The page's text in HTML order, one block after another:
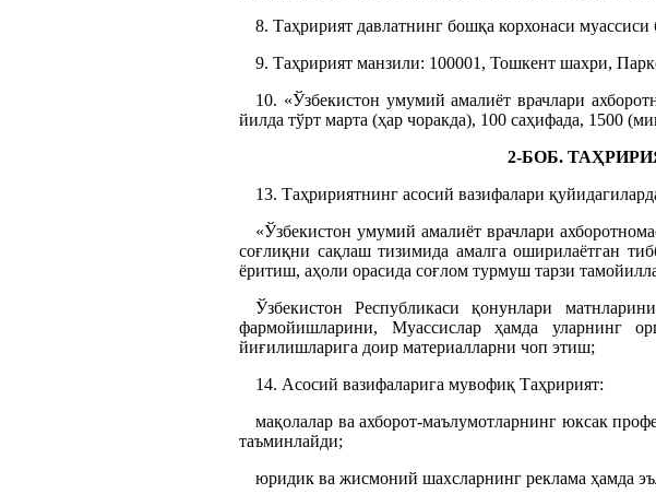
8. Таҳририят давлатнинг бошқа корхонаси
9. Таҳририят манзили: 100001, Тошкент шахри,
10. «Ўзбекистон умумий амалиёт врачлари
йилда тўрт марта (ҳар чоракда), 100 саҳифада, 1500
2-БОБ.
13. Таҳририятнинг асосий вазифалари
«Ўзбекистон умумий амалиёт врачлари
соғлиқни сақлаш тизимида амалга оширилаётган
ёритиш, аҳоли орасида соғлом турмуш тарзи
Ўзбекистон Республикаси қонунлари
фармойишларини, Муассислар ҳамда уларнинг
йиғилишларига доир материалларни чоп этиш;
14. Асосий вазифаларига мувофиқ Таҳририят:
мақолалар ва ахборот-маълумотларнинг юксак
таъминлайди;
юридик ва жисмоний шахсларнинг реклама ҳамда